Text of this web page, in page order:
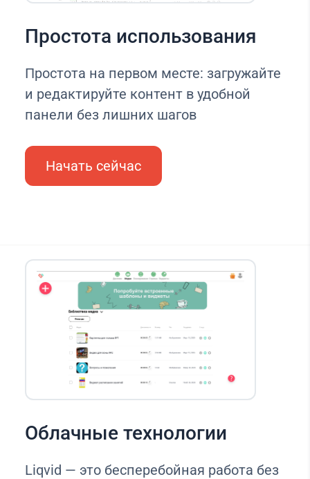
Простота использования
Простота на первом месте: загружайте
и редактируйте контент в удобной
панели без лишних шагов
Начать сейчас
Облачные технологии
Liqvid — это бесперебойная работа без